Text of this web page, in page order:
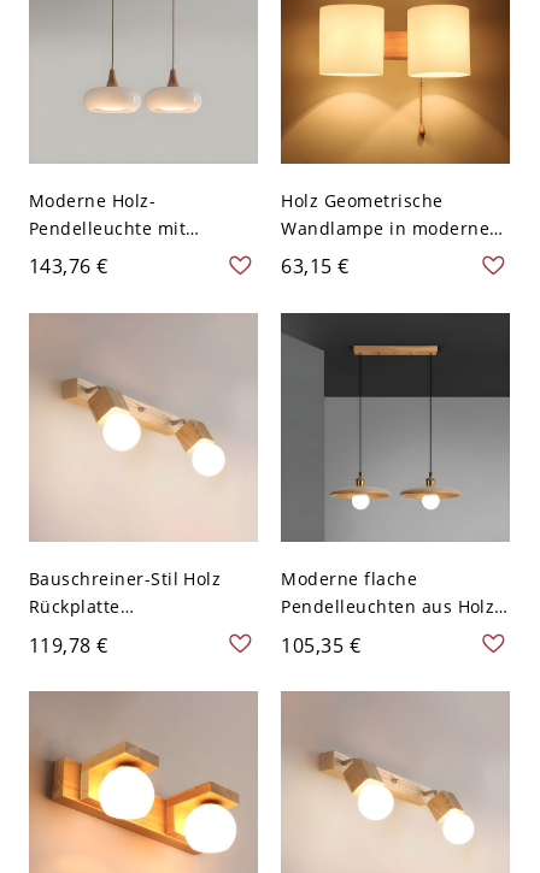
Moderne Holz-
Pendelleuchte mit
verstellbarer
Aufhängelänge und
stilvollem Glasschirm -
143,76 €
Holz Geometrische
Wandlampe in moderner
Einfachheit mit Glas
Schirm - 110V-120V Holz
Ein Paar Kreis
63,15 €
Bauschreiner-Stil Holz
Rückplatte
Spiegelscheinwerfer
Verstellbare Arm
Holzfarbe Wandlampe -
119,78 €
Moderne flache
Pendelleuchten aus Holz
für minimalistische
Hängeleuchten im
Esszimmer - 110V-120V
105,35 €